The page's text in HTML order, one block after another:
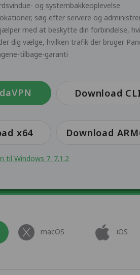
og systembakkeoplevelse
søg efter servere og
med at beskytte din forbindelse,
dig vælge, hvilken trafik der bruger
tilbage-garanti
Download CLI
x64 Download
til Windows 7: 7.1.2
macOS iOS